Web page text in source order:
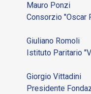
Mauro Ponzi
Consorzio "Oscar
Giuliano Romoli
Istituto Paritario
Giorgio Vittadini
Presidente